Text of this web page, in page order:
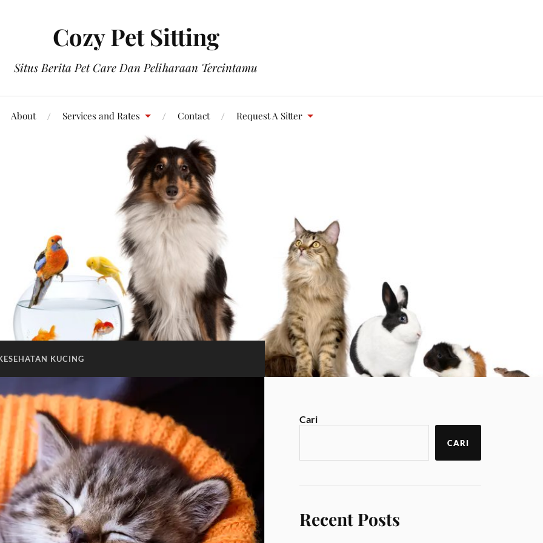
Cozy Pet Sitting
Situs Berita Pet Care Dan Peliharaan Tercintamu
About Services and Rates Contact Request A Sitter
KUCING
Cari
CARI
Recent Posts